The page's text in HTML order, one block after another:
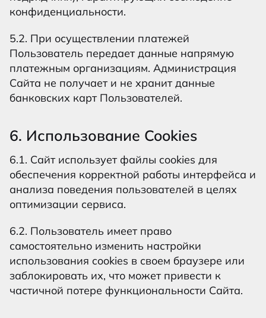
конфиденциальности.
5.2. При осуществлении платежей
Пользователь передает данные напрямую
платежным организациям. Администрация
Сайта не получает и не хранит данные
банковских карт Пользователей.
6. Использование Cookies
6.1. Сайт использует файлы cookies для
обеспечения корректной работы интерфейса и
анализа поведения пользователей в целях
оптимизации сервиса.
6.2. Пользователь имеет право
самостоятельно изменить настройки
использования cookies в своем браузере или
заблокировать их, что может привести к
частичной потере функциональности Сайта.